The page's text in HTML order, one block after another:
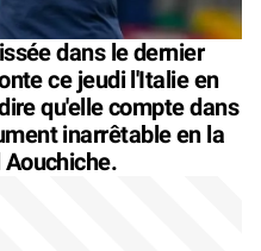
dans le dernier
ce jeudi l'Italie en
qu'elle compte dans
inarrêtable en la